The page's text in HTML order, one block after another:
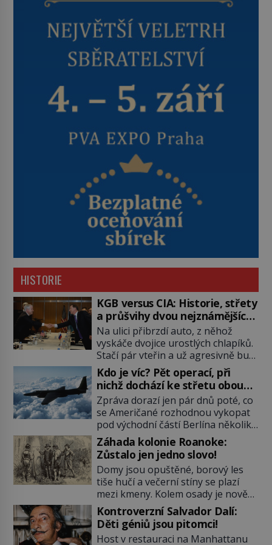
HISTORIE
KGB versus CIA: Historie, střety
a průšvihy dvou nejznámějších
tajných služeb historie
Na ulici přibrzdí auto, z něhož
vyskáče dvojice urostlých chlapíků.
Stačí pár vteřin a už agresivně buší
na dveře. O další okamžik později
vlečou nebožáka do auta, a pak už
ho nikdy nikdo nespatří. Dostal se
totiž do rukou všemocné KGB. Jako
sourozenci, kteří si nemohou přijít
na jméno. Neustále se předhání v
plánování sabotáží, […]
Kdo je víc? Pět operací, při
nichž dochází ke střetu obou
tajných služeb
Zpráva dorazí jen pár dnů poté, co
se Američané rozhodnou vykopat
pod východní částí Berlína několik
stovek metrů dlouhý tunel. Sověti
na sobě nenechají nic znát a
nechají nepřítele, aby si myslel, že
je přechytračil. Cennou informaci
jim dodá jeden z agentů. Oba
tábory jsou zvyklé působit v pozadí
a podle situace tlačit, jak oni […]
Záhada kolonie Roanoke:
Zůstalo jen jedno slovo!
Domy jsou opuštěné, borový les
tiše hučí a večerní stíny se plazí
mezi kmeny. Kolem osady je nově
postavená palisáda, ale ani to
nejspíš nedokáže osadníky
zachránit. Muži, ženy, děti – všichni
Kontroverzní Salvador Dalí:
Děti géniů jsou pitomci!
Host v restauraci na Manhattanu